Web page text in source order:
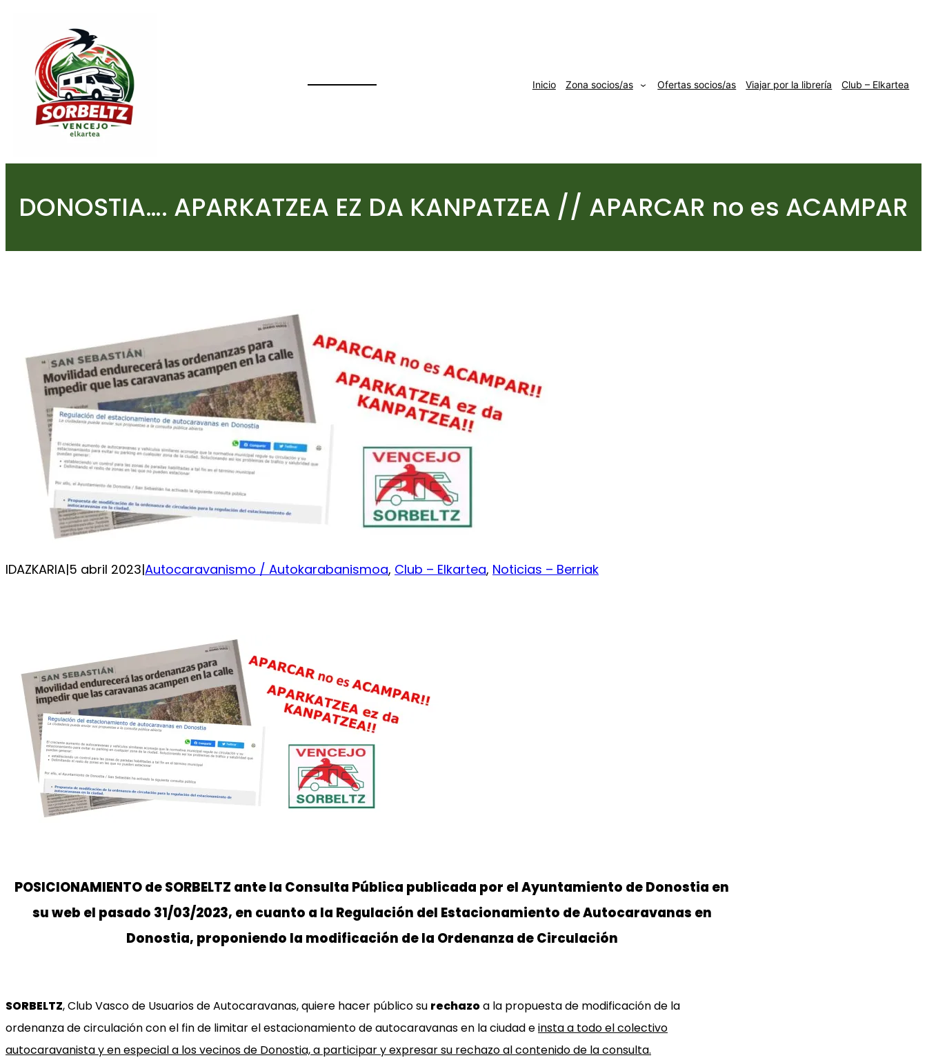
Inicio Zona socios/as Ofertas socios/as Viajar por la librería Club – Elkartea
DONOSTIA…. APARKATZEA EZ DA KANPATZEA // APARCAR no es ACAMPAR
IDAZKARIA|5 abril 2023|Autocaravanismo / Autokarabanismoa, Club – Elkartea, Noticias – Berriak
POSICIONAMIENTO de SORBELTZ ante la Consulta Pública publicada por el Ayuntamiento de Donostia en
su web el pasado 31/03/2023, en cuanto a la Regulación del Estacionamiento de Autocaravanas en
Donostia, proponiendo la modificación de la Ordenanza de Circulación
SORBELTZ, Club Vasco de Usuarios de Autocaravanas, quiere hacer público su rechazoa la propuesta de modificación de la
ordenanza de circulación con el fin de limitar el estacionamiento de autocaravanas en la ciudad einsta a todo el colectivo
autocaravanista y en especial a los vecinos de Donostia, a participar y expresar su rechazo al contenido de la consulta.